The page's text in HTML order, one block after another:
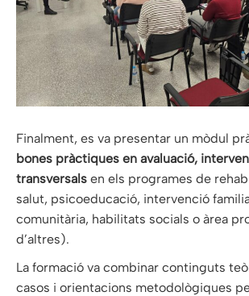
Finalment, es va presentar un mòdul
bones pràctiques en avaluació,
transversals en els programes de
salut, psicoeducació, intervenció
comunitària, habilitats socials o àrea
d’altres).
La formació va combinar continguts
casos i orientacions metodològiques